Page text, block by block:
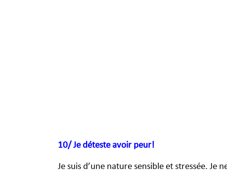
10/ Je déteste avoir peur!
Je suis d’une nature sensible et stressée.